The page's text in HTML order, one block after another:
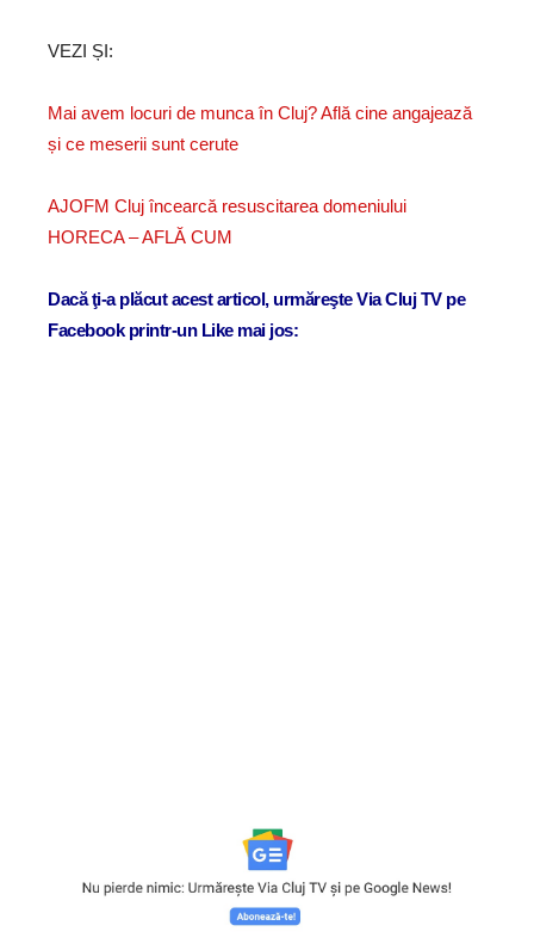
VEZI ȘI:
Mai avem locuri de munca în Cluj? Află cine angajează
și ce meserii sunt cerute
AJOFM Cluj încearcă resuscitarea domeniului
HORECA – AFLĂ CUM
Dacă ţi-a plăcut acest articol, urmăreşte Via Cluj TV pe
Facebook printr-un Like mai jos: